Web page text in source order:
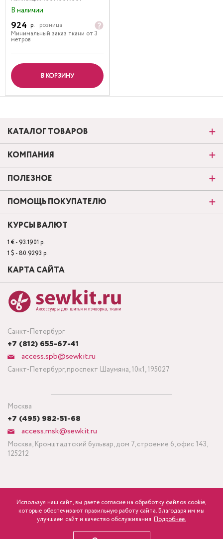
р. розница Минимальный заказ ткани от 3 метров
В наличии
924 р.
розница
Минимальный заказ ткани от 3
метров
В КОРЗИНУ
Санкт-Петербург
+7 (812) 655-67-41
access.spb@sewkit.ru
Санкт-Петербург, проспект Шаумяна, 10к1, 195027
Москва
+7 (495) 982-51-68
access.msk@sewkit.ru
Москва, Кронштадтский бульвар, дом 7, строение 6, офис 143,
125212
КАТАЛОГ ТОВАРОВ
КОМПАНИЯ
ПОЛЕЗНОЕ
ПОМОЩЬ ПОКУПАТЕЛЮ
КУРСЫ ВАЛЮТ
1 € - 93.1901 р.
1 $ - 80.9293 р.
КАРТА САЙТА
Политика конфиденциальности
ПОДПИСАТЬСЯ НА НОВОСТИ
Используя наш сайт, вы даете согласие на обработку файлов cookie,
которые обеспечивают правильную работу сайта. Благодаря им мы
улучшаем сайт и качество обслуживания. Подробнее.